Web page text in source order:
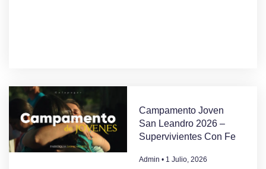
Campamento Joven
San Leandro 2026 –
Supervivientes Con Fe
Admin 1 Julio, 2026